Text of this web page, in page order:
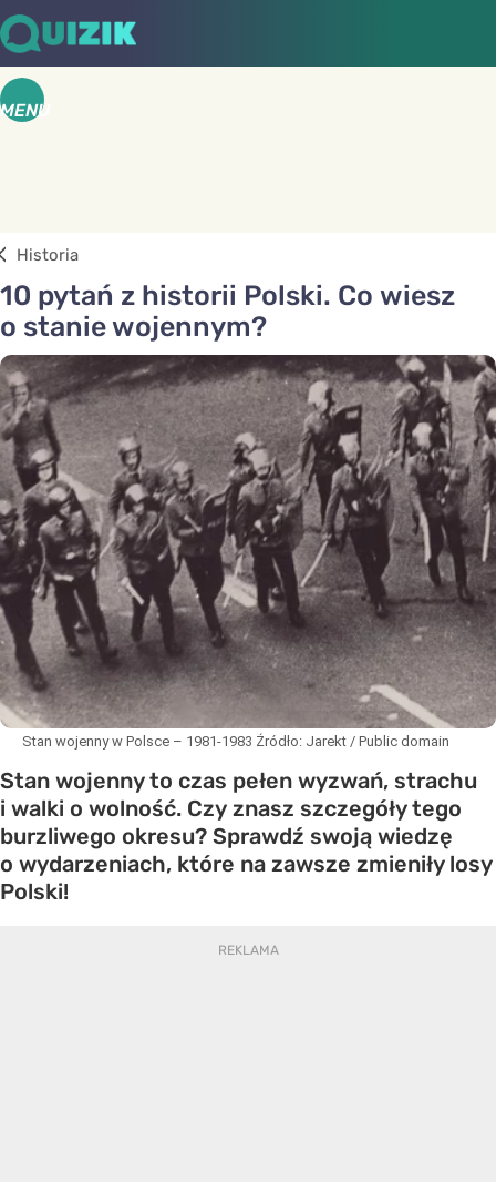
MENU
Historia
10 pytań z historii Polski. Co wiesz
o stanie wojennym?
Stan wojenny w Polsce – 1981-1983 Źródło: Jarekt / Public domain
Stan wojenny to czas pełen wyzwań, strachu
i walki o wolność. Czy znasz szczegóły tego
burzliwego okresu? Sprawdź swoją wiedzę
o wydarzeniach, które na zawsze zmieniły losy
Polski!